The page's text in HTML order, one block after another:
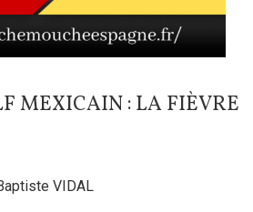
MEXICAIN : LA FIÈVRE
VIDAL